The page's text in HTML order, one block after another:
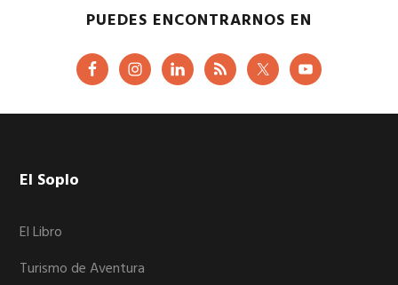
PUEDES ENCONTRARNOS EN
Footer
El Soplo
El Libro
Turismo de Aventura